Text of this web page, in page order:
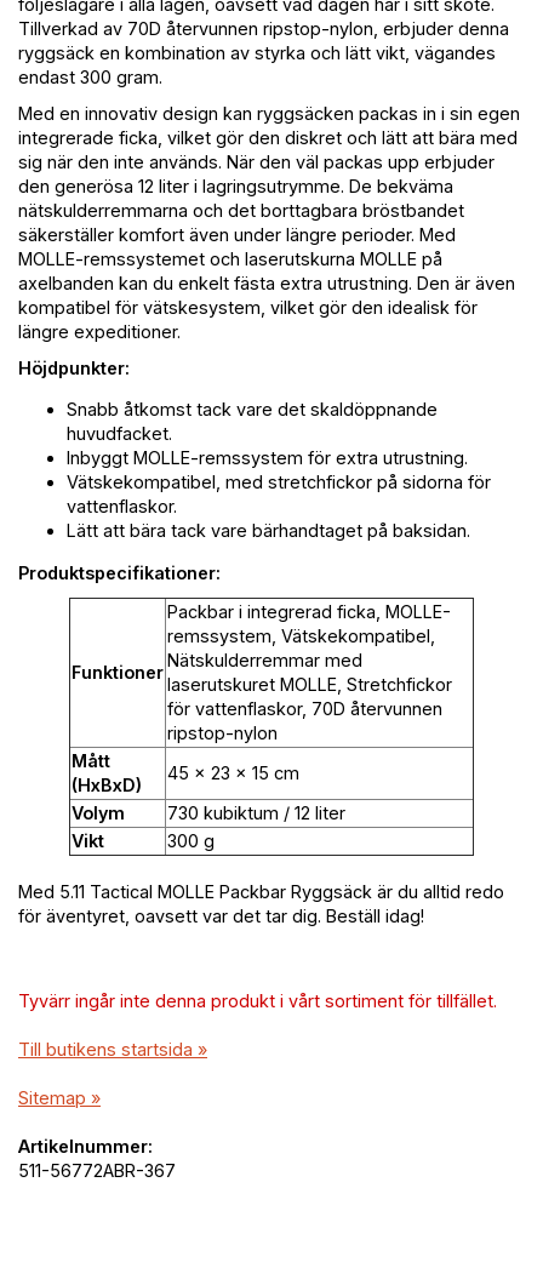
följeslagare i alla lägen, oavsett vad dagen har i sitt sköte.
Tillverkad av 70D återvunnen ripstop-nylon, erbjuder denna
ryggsäck en kombination av styrka och lätt vikt, vägandes
endast 300 gram.
Med en innovativ design kan ryggsäcken packas in i sin egen
integrerade ficka, vilket gör den diskret och lätt att bära med
sig när den inte används. När den väl packas upp erbjuder
den generösa 12 liter i lagringsutrymme. De bekväma
nätskulderremmarna och det borttagbara bröstbandet
säkerställer komfort även under längre perioder. Med
MOLLE-remssystemet och laserutskurna MOLLE på
axelbanden kan du enkelt fästa extra utrustning. Den är även
kompatibel för vätskesystem, vilket gör den idealisk för
längre expeditioner.
Höjdpunkter:
Snabb åtkomst tack vare det skaldöppnande
huvudfacket.
Inbyggt MOLLE-remssystem för extra utrustning.
Vätskekompatibel, med stretchfickor på sidorna för
vattenflaskor.
Lätt att bära tack vare bärhandtaget på baksidan.
Produktspecifikationer:
Funktioner
Packbar i integrerad ficka, MOLLE-
remssystem, Vätskekompatibel,
Nätskulderremmar med
laserutskuret MOLLE, Stretchfickor
för vattenflaskor, 70D återvunnen
ripstop-nylon
Mått
(HxBxD)
45 x 23 x 15 cm
Volym
730 kubiktum / 12 liter
Vikt
300 g
Med 5.11 Tactical MOLLE Packbar Ryggsäck är du alltid redo
för äventyret, oavsett var det tar dig. Beställ idag!
Tyvärr ingår inte denna produkt i vårt sortiment för tillfället.
Till butikens startsida »
Sitemap »
Artikelnummer:
511-56772ABR-367